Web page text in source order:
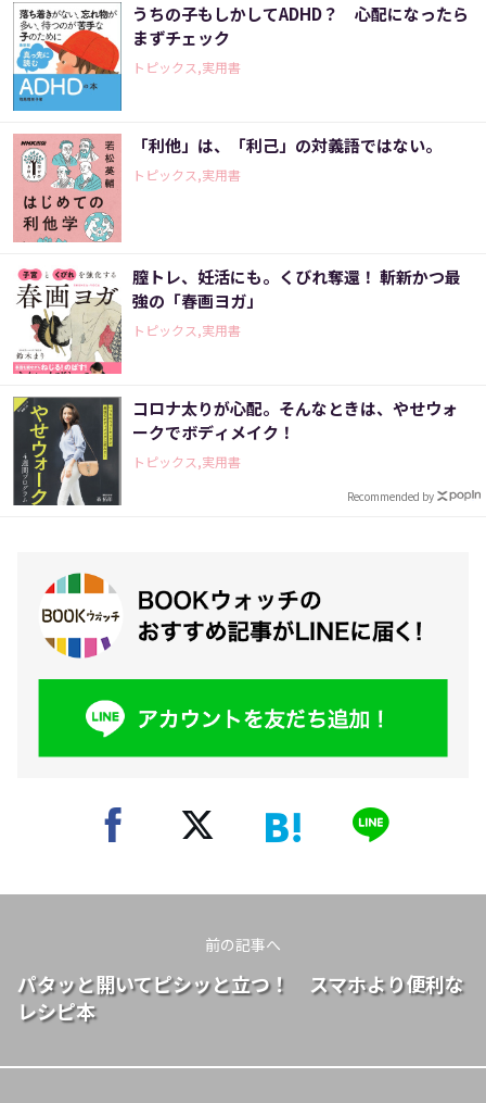
うちの子もしかしてADHD？ 心配になったら
まずチェック
トピックス,実用書
「利他」は、「利己」の対義語ではない。
トピックス,実用書
膣トレ、妊活にも。くびれ奪還！ 斬新かつ最
強の「春画ヨガ」
トピックス,実用書
コロナ太りが心配。そんなときは、やせウォ
ークでボディメイク！
トピックス,実用書
Recommended by
前の記事へ
パタッと開いてピシッと立つ！ スマホより便利な
レシピ本